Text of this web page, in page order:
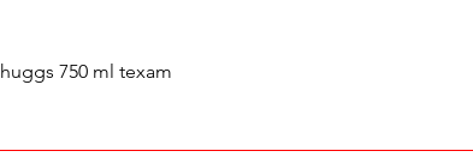
750 ml texam